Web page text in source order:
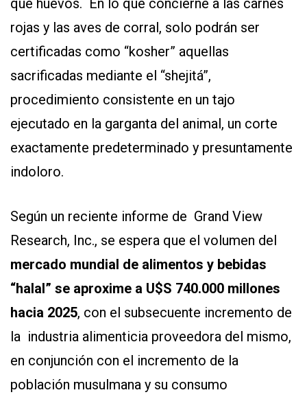
rojas y las aves de corral, solo podrán ser
certificadas como “kosher” aquellas
sacrificadas mediante el “shejitá”,
procedimiento consistente en un tajo
ejecutado en la garganta del animal, un corte
exactamente predeterminado y presuntamente
indoloro.
Según un reciente informe de Grand View
Research, Inc., se espera que el volumen del
mercado mundial de alimentos y bebidas
“halal” se aproxime a U$S 740.000 millones
hacia 2025, con el subsecuente incremento de
la industria alimenticia proveedora del mismo,
en conjunción con el incremento de la
población musulmana y su consumo